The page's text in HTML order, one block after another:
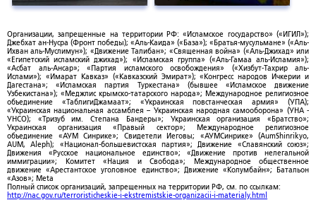
Организации, запрещенные на территории РФ: «Исламское государство» («ИГИЛ»);
Джебхат ан-Нусра (Фронт победы); «Аль-Каида» («База»); «Братья-мусульмане» («Аль-
Ихван аль-Муслимун»); «Движение Талибан»; «Священная война» («Аль-Джихад» или
«Египетский исламский джихад»); «Исламская группа» («Аль-Гамаа аль-Исламия»);
«Асбат аль-Ансар»; «Партия исламского освобождения» («Хизбут-Тахрир аль-
Ислами»); «Имарат Кавказ» («Кавказский Эмират»); «Конгресс народов Ичкерии и
Дагестана»; «Исламская партия Туркестана» (бывшее «Исламское движение
Узбекистана»); «Меджлис крымско-татарского народа»; Международное религиозное
объединение «ТаблигиДжамаат»; «Украинская повстанческая армия» (УПА);
«Украинская национальная ассамблея – Украинская народная самооборона» (УНА -
УНСО); «Тризуб им. Степана Бандеры»; Украинская организация «Братство»;
Украинская организация «Правый сектор»; Международное религиозное
объединение «АУМ Синрике»; Свидетели Иеговы; «АУМСинрике» (AumShinrikyo,
AUM, Aleph); «Национал-большевистская партия»; Движение «Славянский союз»;
Движения «Русское национальное единство»; «Движение против нелегальной
иммиграции»; Комитет «Нация и Свобода»; Международное общественное
движение «Арестантское уголовное единство»; Движение «Колумбайн»; Батальон
«Азов»; Meta
Полный список организаций, запрещенных на территории РФ, см. по ссылкам:
http://nac.gov.ru/terroristicheskie-i-ekstremistskie-organizacii-i-materialy.html